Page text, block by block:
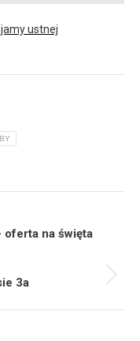
ustnej
oferta na święta
3a